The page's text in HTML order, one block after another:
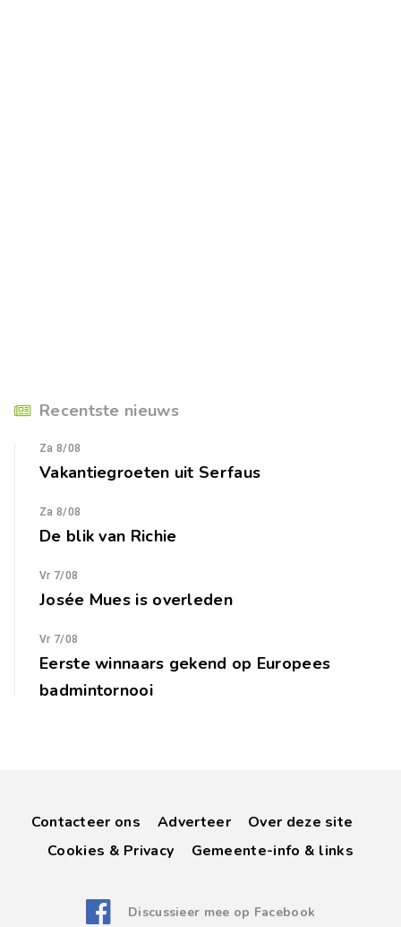
Recentste nieuws
Za 8/08
Vakantiegroeten uit Serfaus
Za 8/08
De blik van Richie
Vr 7/08
Josée Mues is overleden
Vr 7/08
Eerste winnaars gekend op Europees
badmintornooi
Contacteer ons Adverteer
Over deze site
Cookies & Privacy
Gemeente-info & links
Discussieer mee op Facebook